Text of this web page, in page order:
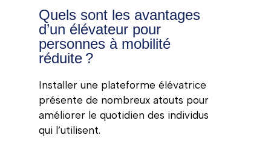
Quels sont les avantages
d’un élévateur pour
personnes à mobilité
réduite ?
Installer une plateforme élévatrice
présente de nombreux atouts pour
améliorer le quotidien des individus
qui l’utilisent.